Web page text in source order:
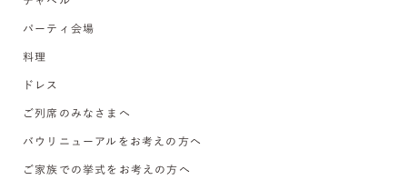
パーティ会場
料理
ドレス
ご列席のみなさまへ
バウリニューアルをお考えの方へ
ご家族での挙式をお考えの方へ